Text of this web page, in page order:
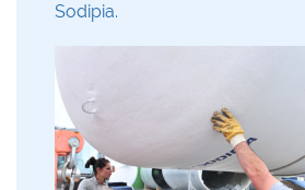
Sodipia.